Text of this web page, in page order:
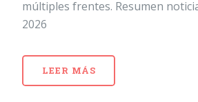
múltiples frentes. Resumen
2026
LEER MÁS